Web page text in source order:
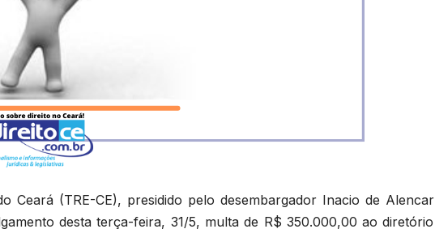
Ceará (TRE-CE), presidido pelo desembargador Inacio de Alencar
desta terça-feira, 31/5, multa de R$ 350.000,00 ao diretório